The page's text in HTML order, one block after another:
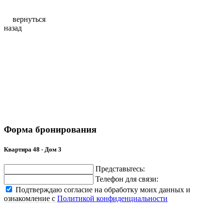
вернуться
назад
Форма бронирования
Квартира 48 - Дом 3
Представьтесь:
Телефон для связи:
Подтверждаю согласие на обработку моих данных и
ознакомление с Политикой конфиденциальности